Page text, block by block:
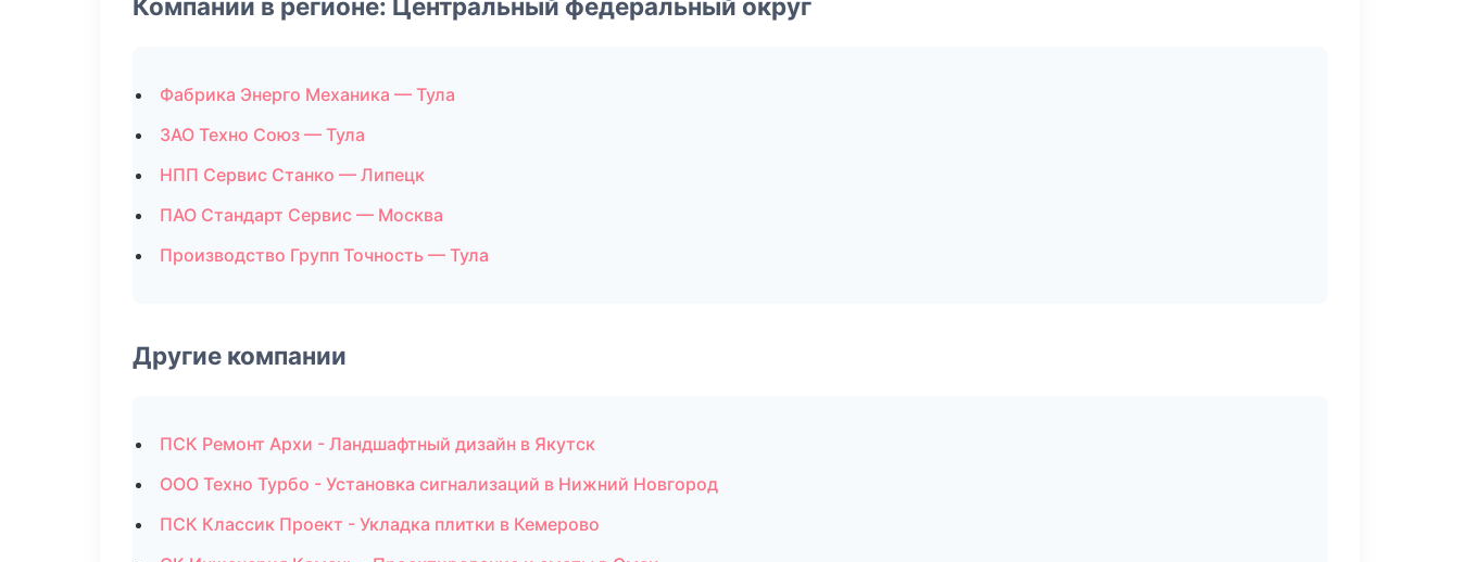
Компании в регионе: Центральный федеральный округ
Фабрика Энерго Механика — Тула
ЗАО Техно Союз — Тула
НПП Сервис Станко — Липецк
ПАО Стандарт Сервис — Москва
Производство Групп Точность — Тула
Другие компании
ПСК Ремонт Архи - Ландшафтный дизайн в Якутск
ООО Техно Турбо - Установка сигнализаций в Нижний Новгород
ПСК Классик Проект - Укладка плитки в Кемерово